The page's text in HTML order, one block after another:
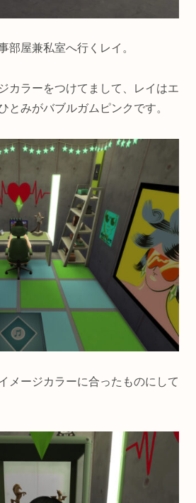
部屋兼私室へ行くレイ。
カラーをつけてまして、レイはエ
とみがバブルガムピンクです。
メージカラーに合ったものにして